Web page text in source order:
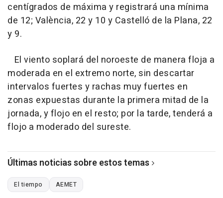
centígrados de máxima y registrará una mínima
de 12; València, 22 y 10 y Castelló de la Plana, 22
y 9.
El viento soplará del noroeste de manera floja a
moderada en el extremo norte, sin descartar
intervalos fuertes y rachas muy fuertes en
zonas expuestas durante la primera mitad de la
jornada, y flojo en el resto; por la tarde, tenderá a
flojo a moderado del sureste.
Últimas noticias sobre estos temas
El tiempo AEMET